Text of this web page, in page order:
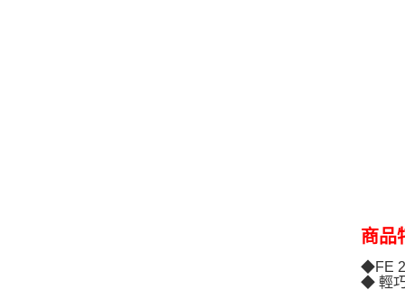
商品
◆FE
◆ 輕